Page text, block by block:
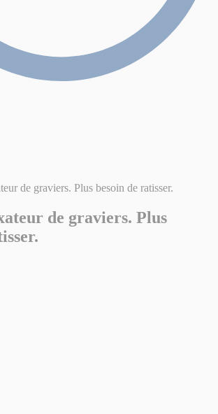
de graviers. Plus besoin de ratisser.
de graviers. Plus